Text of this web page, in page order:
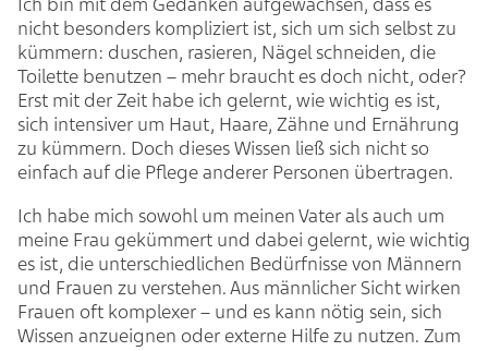
nicht besonders kompliziert ist, sich um sich selbst zu
kümmern: duschen, rasieren, Nägel schneiden, die
Toilette benutzen – mehr braucht es doch nicht, oder?
Erst mit der Zeit habe ich gelernt, wie wichtig es ist,
sich intensiver um Haut, Haare, Zähne und Ernährung
zu kümmern. Doch dieses Wissen ließ sich nicht so
einfach auf die Pflege anderer Personen übertragen.
Ich habe mich sowohl um meinen Vater als auch um
meine Frau gekümmert und dabei gelernt, wie wichtig
es ist, die unterschiedlichen Bedürfnisse von Männern
und Frauen zu verstehen. Aus männlicher Sicht wirken
Frauen oft komplexer – und es kann nötig sein, sich
Wissen anzueignen oder externe Hilfe zu nutzen. Zum